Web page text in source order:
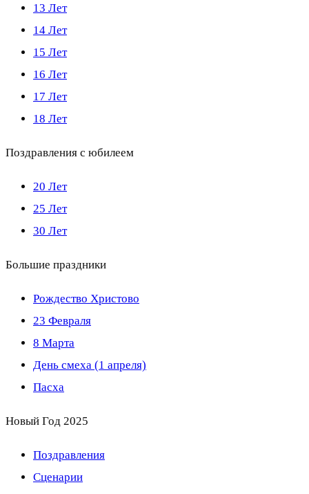
13 Лет
14 Лет
15 Лет
16 Лет
17 Лет
18 Лет
Поздравления с юбилеем
20 Лет
25 Лет
30 Лет
Большие праздники
Рождество Христово
23 Февраля
8 Марта
День смеха (1 апреля)
Пасха
Новый Год 2025
Поздравления
Сценарии